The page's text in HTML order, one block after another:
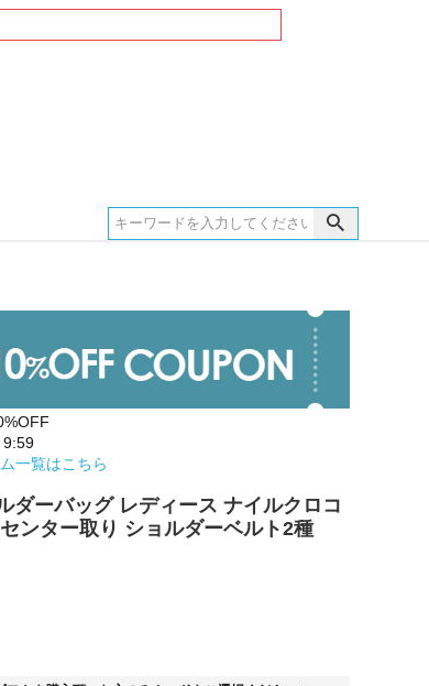
9:59
一覧はこちら
ダーバッグ レディース ナイルクロコ
ンター取り ショルダーベルト2種